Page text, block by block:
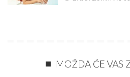
MOŽDA ĆE VAS